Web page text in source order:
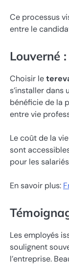
Ce processus
entre le
Louverné
Choisir le
s’installer dans
bénéficie de la
entre vie
Le coût de la
sont
pour les
En savoir plus:
Les employés
soulignent
l’entreprise.